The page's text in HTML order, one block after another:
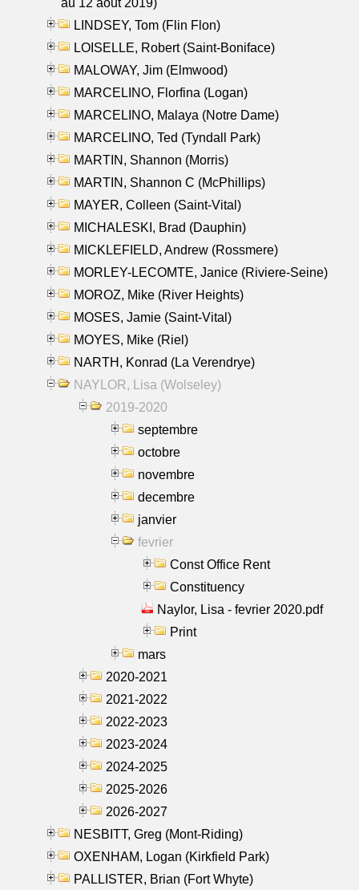
LINDSEY, Tom (Flin Flon)
LOISELLE, Robert (Saint-Boniface)
MALOWAY, Jim (Elmwood)
MARCELINO, Florfina (Logan)
MARCELINO, Malaya (Notre Dame)
MARCELINO, Ted (Tyndall Park)
MARTIN, Shannon (Morris)
MARTIN, Shannon C (McPhillips)
MAYER, Colleen (Saint-Vital)
MICHALESKI, Brad (Dauphin)
MICKLEFIELD, Andrew (Rossmere)
MORLEY-LECOMTE, Janice (Riviere-Seine)
MOROZ, Mike (River Heights)
MOSES, Jamie (Saint-Vital)
MOYES, Mike (Riel)
NARTH, Konrad (La Verendrye)
NAYLOR, Lisa (Wolseley)
2019-2020
septembre
octobre
novembre
decembre
janvier
fevrier
Const Office Rent
Constituency
Naylor, Lisa - fevrier 2020.pdf
Print
mars
2020-2021
2021-2022
2022-2023
2023-2024
2024-2025
2025-2026
2026-2027
NESBITT, Greg (Mont-Riding)
OXENHAM, Logan (Kirkfield Park)
PALLISTER, Brian (Fort Whyte)